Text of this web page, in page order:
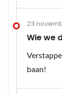
23
Wie we
baan!